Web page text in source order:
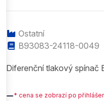
Ostatní
B93083-24118-0049
Diferenční tlakový spínač
—* cena se zobrazí po